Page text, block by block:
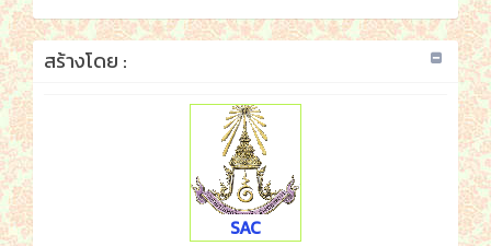
สร้างโดย :
SAC